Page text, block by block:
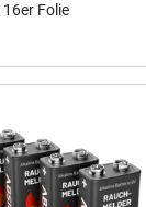
16er Folie